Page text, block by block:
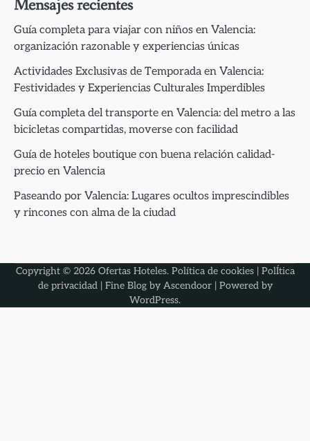
Mensajes recientes
Guía completa para viajar con niños en Valencia:
organización razonable y experiencias únicas
Actividades Exclusivas de Temporada en Valencia:
Festividades y Experiencias Culturales Imperdibles
Guía completa del transporte en Valencia: del metro a las
bicicletas compartidas, moverse con facilidad
Guía de hoteles boutique con buena relación calidad-
precio en Valencia
Paseando por Valencia: Lugares ocultos imprescindibles
y rincones con alma de la ciudad
Copyright © 2026 Ofertas Hoteles. Política de cookies| PolÍtica
de privacidad| Fine Blog by Ascendoor| Powered by
WordPress.